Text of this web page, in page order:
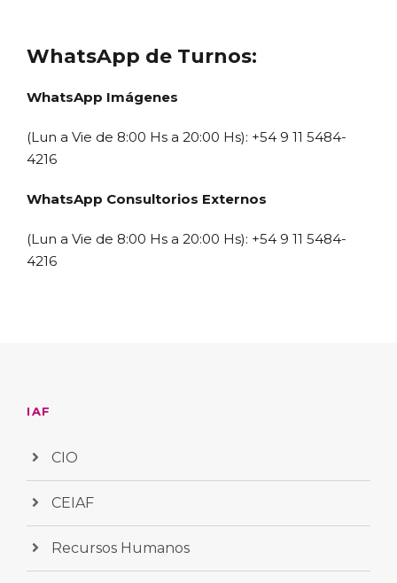
WhatsApp de Turnos:
WhatsApp Imágenes
(Lun a Vie de 8:00 Hs a 20:00 Hs): +54 9 11 5484-
4216
WhatsApp Consultorios Externos
(Lun a Vie de 8:00 Hs a 20:00 Hs): +54 9 11 5484-
4216
IAF
CIO
CEIAF
Recursos Humanos